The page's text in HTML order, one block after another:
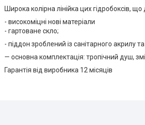
Широка колірна лінійка цих гідробоксів,
- високоміцні нові матеріали
- гартоване скло;
- піддон зроблений із санітарного акрилу
— основна комплектація: тропічний душ,
Гарантія від виробника 12 місяців